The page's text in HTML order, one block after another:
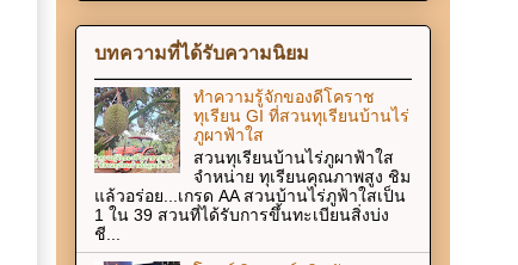
บทความที่ได้รับความนิยม
ทำความรู้จักของดีโคราช
ทุเรียน GI ที่สวนทุเรียนบ้านไร่
ภูผาฟ้าใส
สวนทุเรียนบ้านไร่ภูผาฟ้าใส
จำหน่าย ทุเรียนคุณภาพสูง ชิม
แล้วอร่อย...เกรด AA สวนบ้านไร่ภูฟ้าใสเป็น
1 ใน 39 สวนที่ได้รับการขึ้นทะเบียนสิ่งบ่ง
ชี...